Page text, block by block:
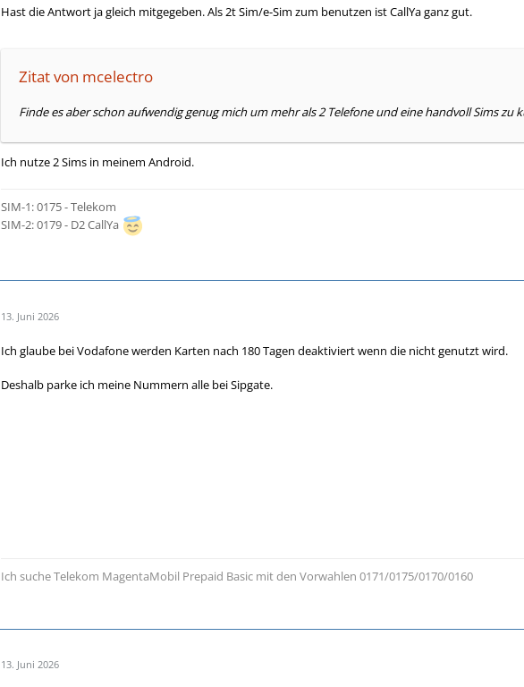
Hast die Antwort ja gleich mitgegeben. Als 2t Sim/e-Sim zum benutzen ist CallYa ganz gut.
Zitat von mcelectro
Finde es aber schon aufwendig genug mich um mehr als 2 Telefone und eine handvoll Sims zu
Ich nutze 2 Sims in meinem Android.
SIM-1: 0175 - Telekom
SIM-2: 0179 - D2 CallYa
13. Juni 2026
Ich glaube bei Vodafone werden Karten nach 180 Tagen deaktiviert wenn die nicht genutzt wird.
Deshalb parke ich meine Nummern alle bei Sipgate.
Ich suche Telekom MagentaMobil Prepaid Basic mit den Vorwahlen 0171/0175/0170/0160
13. Juni 2026